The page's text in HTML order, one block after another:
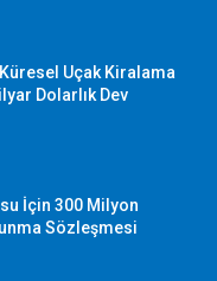
Küresel Uçak Kiralama
Dolarlık Dev
İçin 300 Milyon
Sözleşmesi